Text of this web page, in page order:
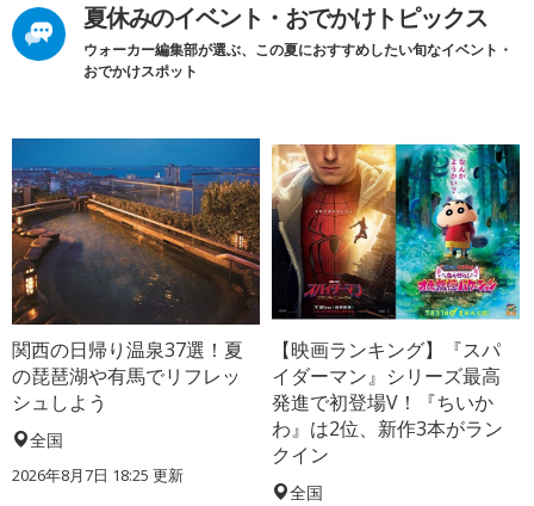
夏休みのイベント・おでかけトピックス
ウォーカー編集部が選ぶ、この夏におすすめしたい旬なイベント・
おでかけスポット
関西の日帰り温泉37選！夏
の琵琶湖や有馬でリフレッ
シュしよう
全国
2026年8月7日 18:25 更新
【映画ランキング】『スパ
イダーマン』シリーズ最高
発進で初登場V！『ちいか
わ』は2位、新作3本がラン
クイン
全国